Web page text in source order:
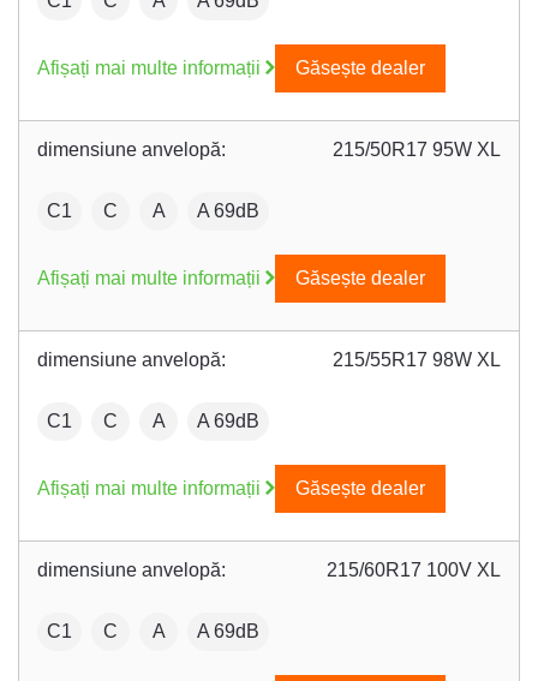
Afișați mai multe informații Găsește dealer
dimensiune anvelopă: 215/50R17 95W XL
:C1 Fuel efficiency:
C Wet grip:
A :A 69dB
Afișați mai multe informații Găsește dealer
dimensiune anvelopă: 215/55R17 98W XL
:C1 Fuel efficiency:
C Wet grip:
A :A 69dB
Afișați mai multe informații Găsește dealer
dimensiune anvelopă: 215/60R17 100V XL
:C1 Fuel efficiency:
C Wet grip:
A :A 69dB